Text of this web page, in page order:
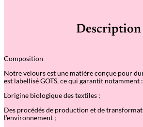
Description
Composition
Notre velours est une matière conçue pour
est labellisé GOTS, ce qui garantit notamment :
L’origine biologique des textiles ;
Des procédés de production et de
l’environnement ;